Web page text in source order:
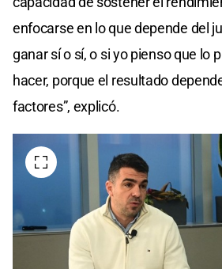
enfocarse en lo que depende del
ganar sí o sí, o si yo pienso que lo
hacer, porque el resultado
factores”, explicó.